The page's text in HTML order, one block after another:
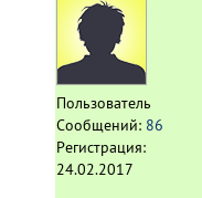
Пользователь
Сообщений: 86
Регистрация:
24.02.2017